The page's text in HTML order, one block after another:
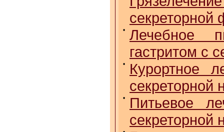
секреторной
•
Лечебное
гастритом с
•
Курортное
секреторной
•
Питьевое
секреторной